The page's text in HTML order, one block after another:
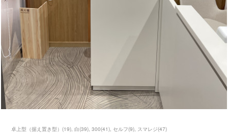
卓上型（据え置き型）(19) 白(39) 300(41) セルフ(9) スマレジ(47)